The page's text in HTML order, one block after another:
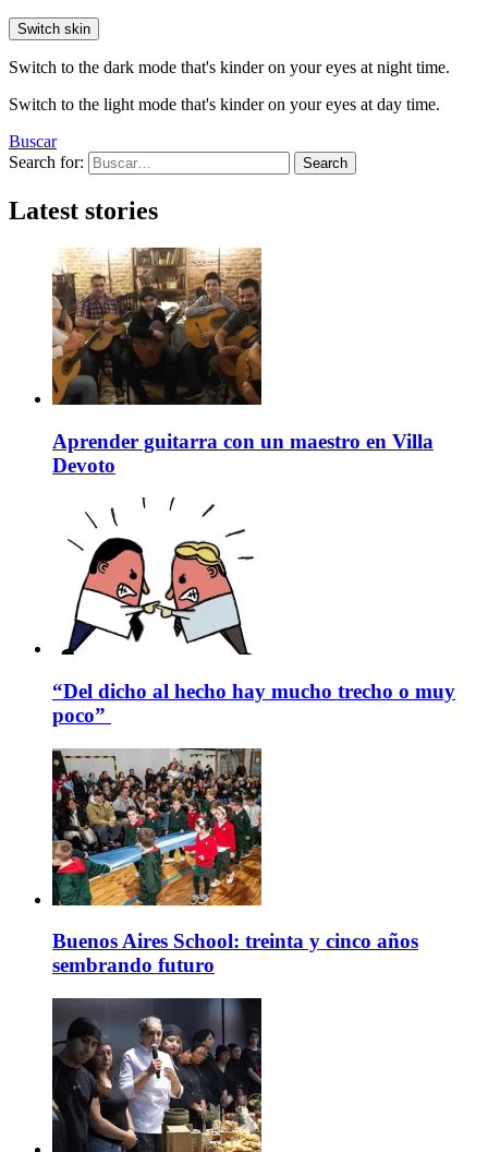
Switch skin
Switch to the dark mode that's kinder on your eyes at night time.
Switch to the light mode that's kinder on your eyes at day time.
Buscar
Search for:
Search
Latest stories
Aprender guitarra con un maestro en Villa
Devoto
“Del dicho al hecho hay mucho trecho o muy
poco”
Buenos Aires School: treinta y cinco años
sembrando futuro